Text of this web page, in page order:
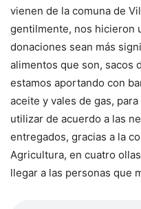
vienen de la comuna de
gentilmente, nos hicieron
donaciones sean más
alimentos que son, sacos
estamos aportando con
aceite y vales de gas,
utilizar de acuerdo a las
entregados, gracias a la
Agricultura, en cuatro
llegar a las personas que